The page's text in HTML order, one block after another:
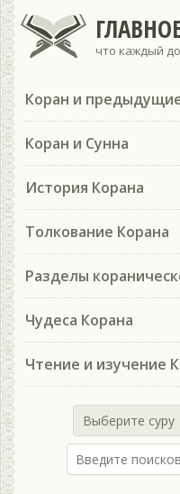
что каждый
Коран и
Коран и Сунна
История Корана
Толкование Корана
Разделы
Чудеса Корана
Чтение и изучение
Выберите суру